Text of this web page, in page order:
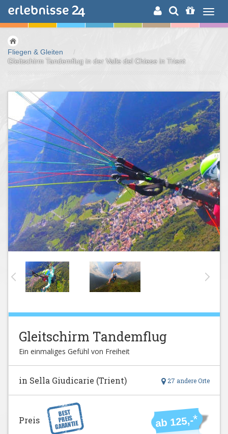
ERLEBNISSUCHE
Fliegen & Gleiten
/
Gleitschirm Tandemflug in der Valle del Chiese in Trient
Gleitschirm Tandemflug
Ein einmaliges Gefühl von Freiheit
27 andere Orte
in Sella Giudicarie (Trient)
ab 125,-*
Preis